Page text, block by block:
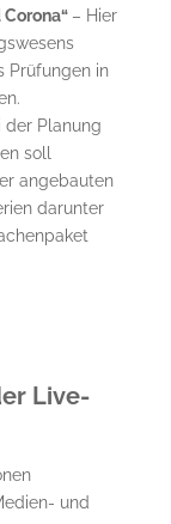
– Hier
Prüfungen in
der Planung
soll
angebauten
darunter
Live-
und